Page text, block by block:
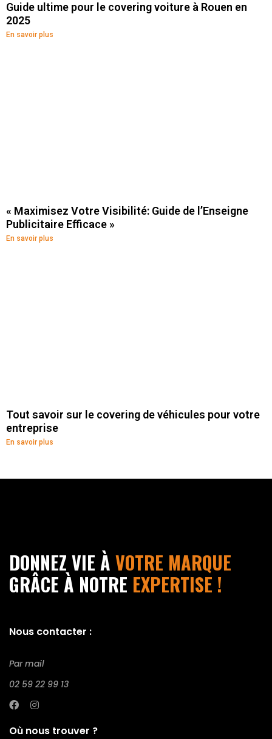
Guide ultime pour le covering voiture à Rouen en
2025
En savoir plus
« Maximisez Votre Visibilité: Guide de l’Enseigne
Publicitaire Efficace »
En savoir plus
Tout savoir sur le covering de véhicules pour votre
entreprise
En savoir plus
DONNEZ VIE À VOTRE MARQUE
GRÂCE À NOTRE EXPERTISE !
Nous contacter :
Par mail
02 59 22 99 13
Où nous trouver ?